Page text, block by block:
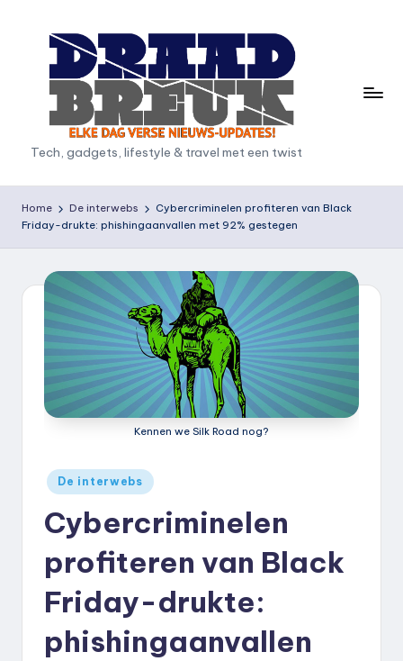
D
r
a
a
Tech, gadgets, lifestyle & travel met een twist
Home De interwebs
Cybercriminelen profiteren van Black
Friday-drukte: phishingaanvallen met 92% gestegen
Kennen we Silk Road nog?
Geplaatst
in
De interwebs
Cybercriminelen
profiteren van Black
Friday-drukte:
phishingaanvallen